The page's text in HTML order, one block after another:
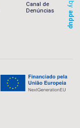
Canal de
Denúncias
by
addup